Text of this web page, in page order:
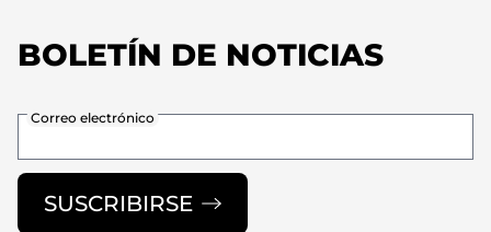
BOLETÍN DE NOTICIAS
Correo electrónico
SUSCRIBIRSE